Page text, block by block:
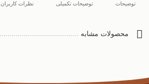
توضیحات توضیحات تکمیلی نظرات کاربران
محصولات مشابه